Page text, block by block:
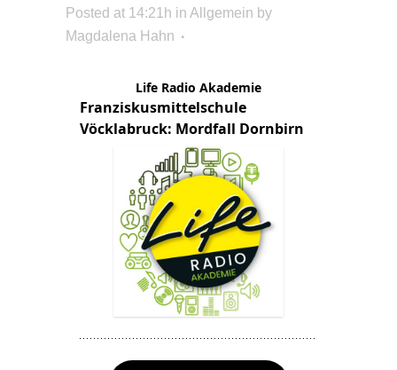
Posted at 14:21h in Allgemein by
Magdalena Hahn